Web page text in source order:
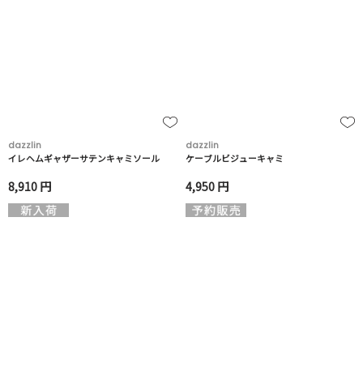
dazzlin
イレヘムギャザーサテンキャミソール
8,910 円
dazzlin
ケーブルビジューキャミ
4,950 円